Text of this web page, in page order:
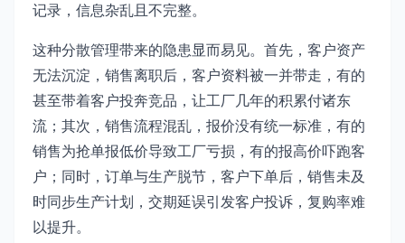
记录，信息杂乱且不完整。
这种分散管理带来的隐患显而易见。首先，客户资产
无法沉淀，销售离职后，客户资料被一并带走，有的
甚至带着客户投奔竞品，让工厂几年的积累付诸东
流；其次，销售流程混乱，报价没有统一标准，有的
销售为抢单报低价导致工厂亏损，有的报高价吓跑客
户；同时，订单与生产脱节，客户下单后，销售未及
时同步生产计划，交期延误引发客户投诉，复购率难
以提升。